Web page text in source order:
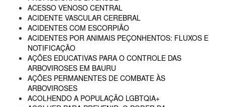
ACESSO VENOSO CENTRAL
ACIDENTE VASCULAR CEREBRAL
ACIDENTES COM ESCORPIÃO
ACIDENTES POR ANIMAIS PEÇONHENTOS: FLUXOS E
NOTIFICAÇÃO
AÇÕES EDUCATIVAS PARA O CONTROLE DAS
ARBOVIROSES EM BAURU
AÇÕES PERMANENTES DE COMBATE ÀS
ARBOVIROSES
ACOLHENDO A POPULAÇÃO LGBTQIA+